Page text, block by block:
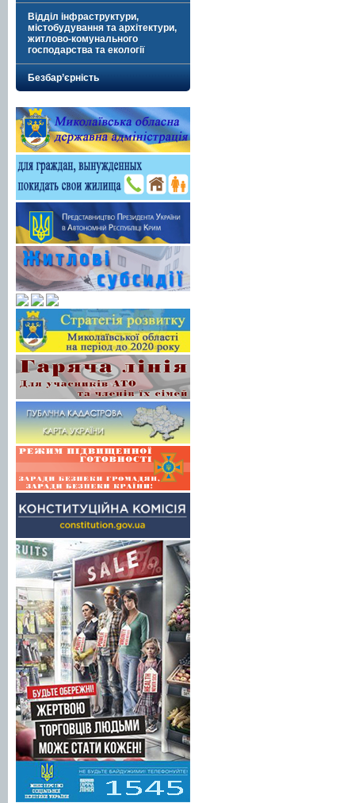
Відділ інфраструктури,
містобудування та архітектури,
житлово-комунального
господарства та екології
Безбар’єрність